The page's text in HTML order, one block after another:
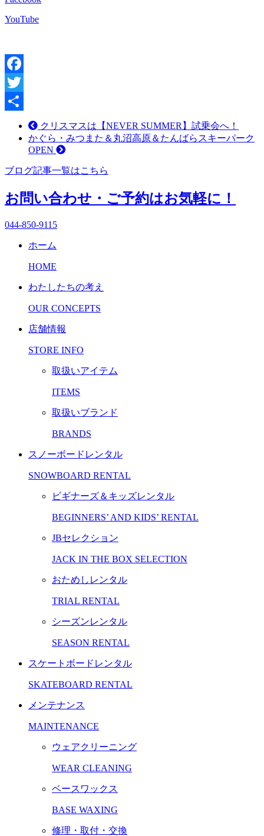
YouTube
Facebook
Twitter
クリスマスは【NEVER SUMMER】試乗会へ！
かぐら・みつまた＆丸沼高原＆たんばらスキーパーク
OPEN
ブログ記事一覧はこちら
お問い合わせ・ご予約はお気軽に！
044-850-9115
ホーム
HOME
わたしたちの考え
OUR CONCEPTS
店舗情報
STORE INFO
取扱いアイテム
ITEMS
取扱いブランド
BRANDS
スノーボードレンタル
SNOWBOARD RENTAL
ビギナーズ＆キッズレンタル
BEGINNERS’ AND KIDS’ RENTAL
JBセレクション
JACK IN THE BOX SELECTION
おためしレンタル
TRIAL RENTAL
シーズンレンタル
SEASON RENTAL
スケートボードレンタル
SKATEBOARD RENTAL
メンテナンス
MAINTENANCE
ウェアクリーニング
WEAR CLEANING
ベースワックス
BASE WAXING
修理・取付・交換